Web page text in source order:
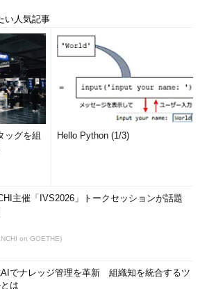
い人気記事
ッグを組
Hello Python (1/3)
主催「IVS2026」トークセッションが話題
on GOETHE)
でナレッジ管理を革新 組織知を統合するツ
は